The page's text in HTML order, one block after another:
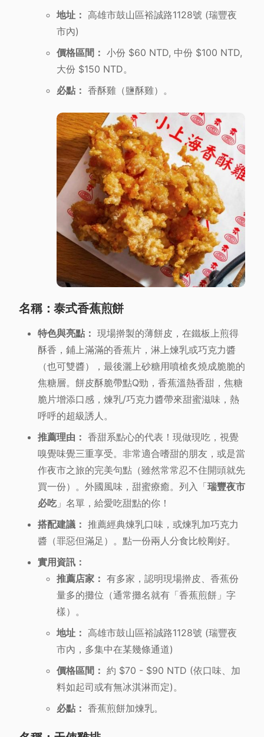
地址： 高雄市鼓山區裕誠路1128號 (瑞豐夜
市內)
價格區間： 小份 $60 NTD, 中份 $100 NTD,
大份 $150 NTD。
必點： 香酥雞（鹽酥雞）。
名稱：泰式香蕉煎餅
特色與亮點： 現場擀製的薄餅皮，在鐵板上煎得
酥香，鋪上滿滿的香蕉片，淋上煉乳或巧克力醬
（也可雙醬），最後灑上砂糖用噴槍炙燒成脆脆的
焦糖層。餅皮酥脆帶點Q勁，香蕉溫熱香甜，焦糖
脆片增添口感，煉乳/巧克力醬帶來甜蜜滋味，熱
呼呼的超級誘人。
推薦理由： 香甜系點心的代表！現做現吃，視覺
嗅覺味覺三重享受。非常適合嗜甜的朋友，或是當
作夜市之旅的完美句點（雖然常常忍不住開頭就先
買一份）。外國風味，甜蜜療癒。列入「瑞豐夜市
必吃」名單，給愛吃甜點的你！
搭配建議： 推薦經典煉乳口味，或煉乳加巧克力
醬（罪惡但滿足）。點一份兩人分食比較剛好。
實用資訊：
推薦店家： 有多家，認明現場擀皮、香蕉份
量多的攤位（通常攤名就有「香蕉煎餅」字
樣）。
地址： 高雄市鼓山區裕誠路1128號 (瑞豐夜
市內，多集中在某幾條通道)
價格區間： 約 $70 - $90 NTD (依口味、加
料如起司或有無冰淇淋而定)。
必點： 香蕉煎餅加煉乳。